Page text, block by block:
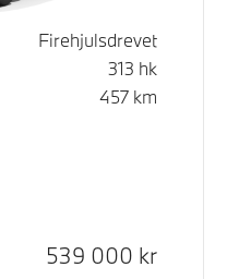
Firehjulsdrevet
313 hk
457 km
Kontantpris
539 000 kr